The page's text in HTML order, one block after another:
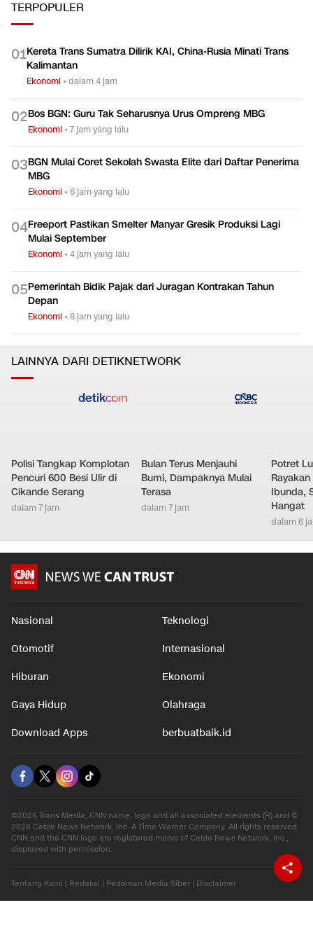
TERPOPULER
01Kereta Trans Sumatra Dilirik KAI, China-Rusia Minati Trans
Kalimantan
Ekonomi •dalam 4 jam
02Bos BGN: Guru Tak Seharusnya Urus Ompreng MBG
Ekonomi •7 jam yang lalu
03BGN Mulai Coret Sekolah Swasta Elite dari Daftar Penerima
MBG
Ekonomi •6 jam yang lalu
04Freeport Pastikan Smelter Manyar Gresik Produksi Lagi
Mulai September
Ekonomi •4 jam yang lalu
05Pemerintah Bidik Pajak dari Juragan Kontrakan Tahun
Depan
Ekonomi •8 jam yang lalu
LAINNYA DARI DETIKNETWORK
Polisi Tangkap Komplotan
Pencuri 600 Besi Ulir di
Cikande Serang
dalam 7 jam
Bulan Terus Menjauhi
Bumi, Dampaknya Mulai
Terasa
dalam 7 jam
Potret
Ibunda,
Hangat
dalam 6
Nasional Teknologi
Otomotif Internasional
Hiburan Ekonomi
Gaya Hidup Olahraga
Download Apps berbuatbaik.id
©2026 Trans Media, CNN name, logo and all associated elements (R) and ©
2026 Cable News Network, Inc. A Time Warner Company. All rights reserved.
CNN and the CNN logo are registered marks of Cable News Network, Inc.,
displayed with permission.
Tentang Kami Redaksi Pedoman Media Siber Disclaimer